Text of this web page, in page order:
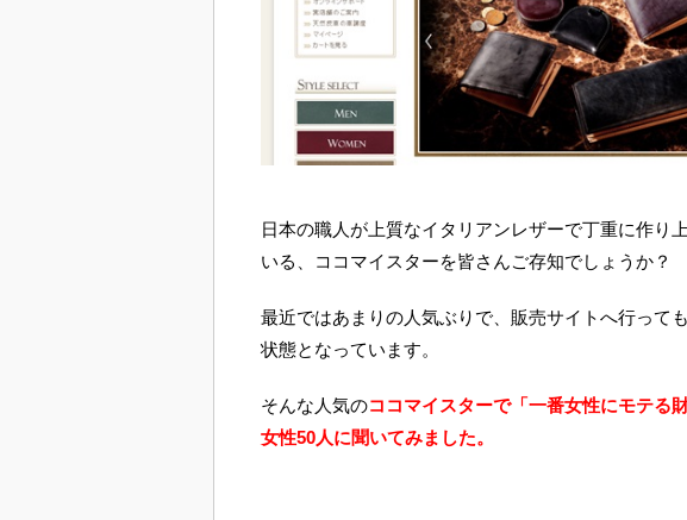
日本の職人が上質なイタリアンレザーで丁重に作り
いる、ココマイスターを皆さんご存知でしょうか？
最近ではあまりの人気ぶりで、販売サイトへ行って
状態となっています。
そんな人気のココマイスターで「一番女性にモテる
女性50人に聞いてみました。